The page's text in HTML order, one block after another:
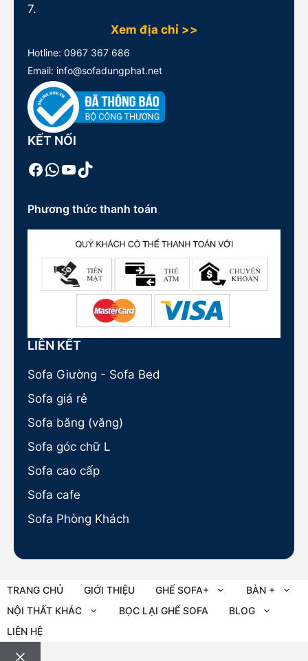
7.
Xem địa chỉ >>
Hotline: 0967 367 686
Email: info@sofadungphat.net
KẾT NỐI
Facebook
WhatsApp
Youtube
TikTok
Phương thức thanh toán
LIÊN KẾT
Sofa Giường - Sofa Bed
Sofa giá rẻ
Sofa băng (văng)
Sofa góc chữ L
Sofa cao cấp
Sofa cafe
Sofa Phòng Khách
TRANG CHỦ GIỚI THIỆU GHẾ SOFA+
BÀN +
NỘI THẤT KHÁC
BỌC LẠI GHẾ SOFA
BLOG
LIÊN HỆ